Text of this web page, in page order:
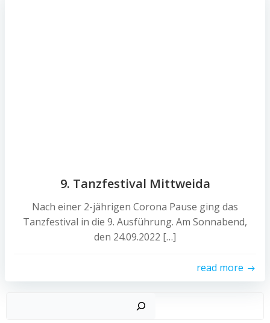
9. Tanzfestival Mittweida
Nach einer 2-jährigen Corona Pause ging das
Tanzfestival in die 9. Ausführung. Am Sonnabend,
den 24.09.2022 […]
read more